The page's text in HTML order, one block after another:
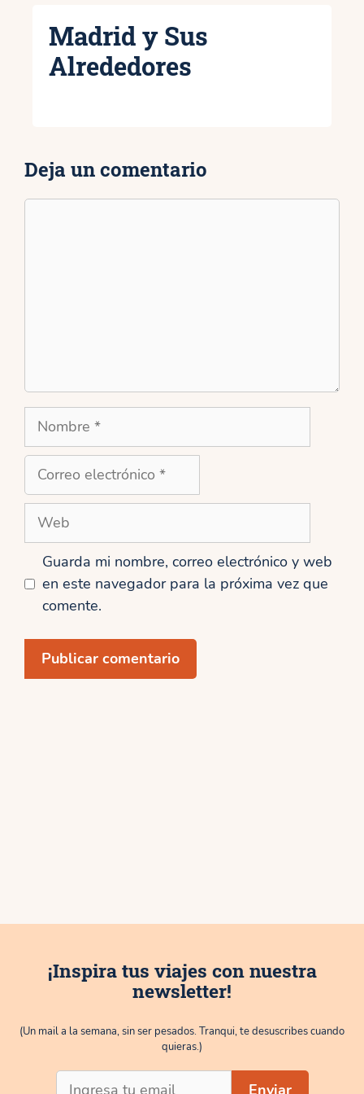
Madrid y Sus
Alrededores
Deja un comentario
Nombre
Correo
Web
Guarda mi nombre, correo electrónico y web
en este navegador para la próxima vez que
comente.
¡Inspira tus viajes con nuestra
newsletter!
(Un mail a la semana, sin ser pesados. Tranqui, te desuscribes cuando
quieras.)